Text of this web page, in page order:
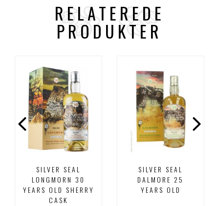
RELATEREDE
PRODUKTER
SILVER SEAL
LONGMORN 30
YEARS OLD SHERRY
CASK
SILVER SEAL
DALMORE 25
YEARS OLD